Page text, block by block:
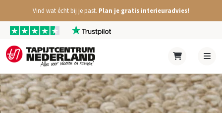
Vind wat écht bij je past. Plan je gratis interieuradvies!